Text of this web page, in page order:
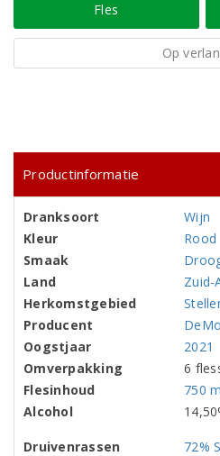
Fles
Op
Productinformatie
Dranksoort
Wijn
Kleur
Rood
Smaak
Land
Zuid-
Herkomstgebied
Producent
Oogstjaar
2021
Omverpakking
6
Flesinhoud
750
Alcohol
Druivenrassen
72%